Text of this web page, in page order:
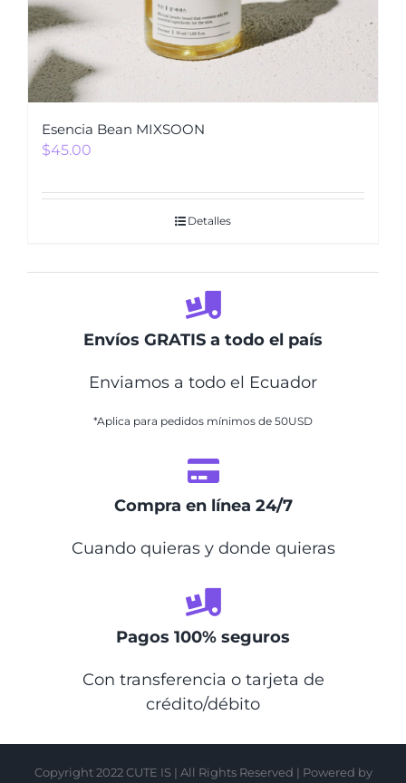
Esencia Bean MIXSOON
$45.00
Detalles
Envíos GRATIS a todo el país
Enviamos a todo el Ecuador
*Aplica para pedidos mínimos de 50USD
Compra en línea 24/7
Cuando quieras y donde quieras
Pagos 100% seguros
Con transferencia o tarjeta de
crédito/débito
Copyright 2022 CUTE IS | All Rights Reserved | Powered by